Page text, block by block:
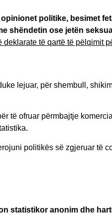
politike, besimet
shëndetin ose jetën
të qartë të pëlqimit
lejuar, për shembull,
të ofruar përmbajtje
politikës së zgjeruar të
statistikor anonim dhe